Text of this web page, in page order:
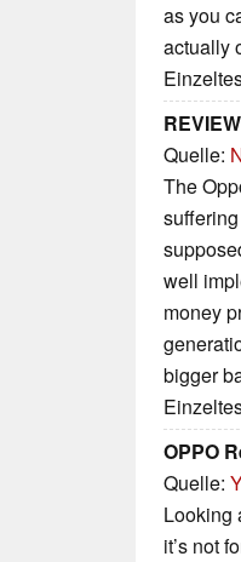
as you
actually
Quelle:
The
well
money
bigger
OPPO
Quelle:
Looking
it’s not